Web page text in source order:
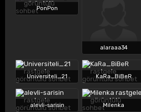
PonPon
alaraaa34
Universiteli_21 KaRa_BiBeR
alevli-sarisin Milenka